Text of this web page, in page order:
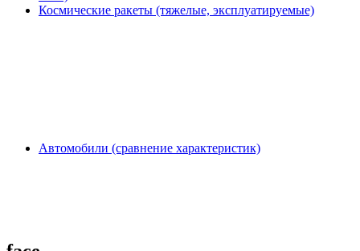
Космические ракеты (тяжелые, эксплуатируемые)
Автомобили (сравнение характеристик)